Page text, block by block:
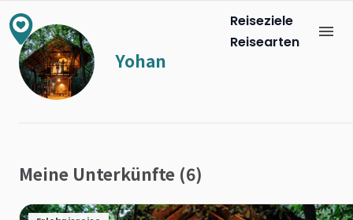
Reiseziele
Reisearten
Yohan
Meine Unterkünfte (6)